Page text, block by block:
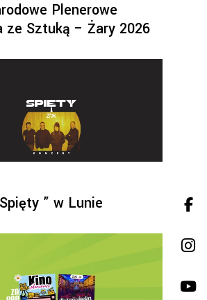
Plenerowe
ze Sztuką – Żary 2026
” w Lunie